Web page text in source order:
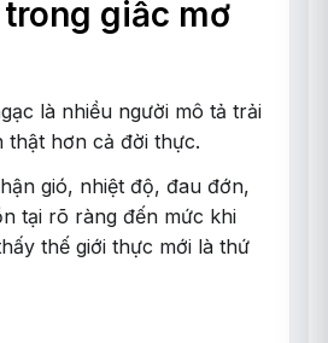
giấc mơ
là nhiều người mô tả trải
thật hơn cả đời thực.
gió, nhiệt độ, đau đớn,
tại rõ ràng đến mức khi
thế giới thực mới là thứ